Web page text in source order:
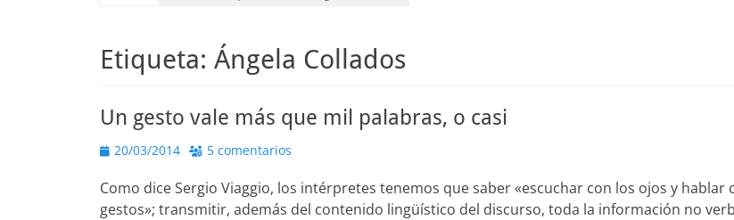
Etiqueta: Ángela Collados
Un gesto vale más que mil palabras, o casi
Publicado
20/03/2014 5 comentarios
Como dice Sergio Viaggio, los intérpretes tenemos que saber «escuchar con los ojos y hablar
gestos»; transmitir, además del contenido lingüístico del discurso, toda la información no